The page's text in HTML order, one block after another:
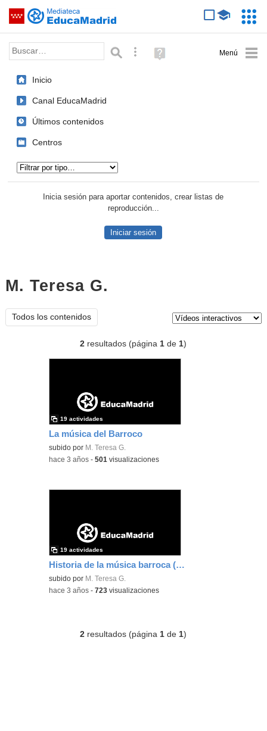
Saltar navegación
Palabra o frase: Búsqueda avanzada
Ayuda
(en
Inicio
Canal EducaMadrid
Últimos contenidos
Centros
Inicia sesión para aportar contenidos, crear listas de
reproducción...
Iniciar sesión
M. Teresa G.
Todos los contenidos
2 resultados (página1 de1)
La música del Barroco
subido por M. Teresa G.
19 actividades
-hace 3 años -501 visualizaciones
Historia de la música barroca (vídeo enriquecido)
subido por M. Teresa G.
19 actividades
-hace 3 años -723 visualizaciones
2 resultados (página 1 de 1)